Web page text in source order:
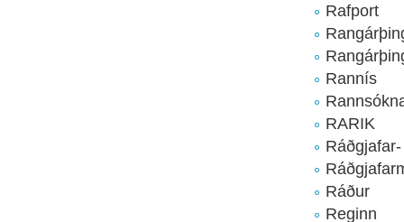
Rafport
Rannís
RARIK
Ráður
Reginn